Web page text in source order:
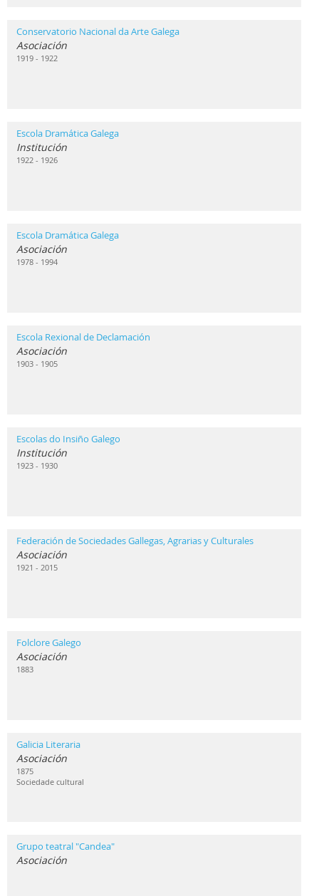
Conservatorio Nacional da Arte Galega
Asociación
1919 - 1922
Escola Dramática Galega
Institución
1922 - 1926
Escola Dramática Galega
Asociación
1978 - 1994
Escola Rexional de Declamación
Asociación
1903 - 1905
Escolas do Insiño Galego
Institución
1923 - 1930
Federación de Sociedades Gallegas, Agrarias y Culturales
Asociación
1921 - 2015
Folclore Galego
Asociación
1883
Galicia Literaria
Asociación
1875
Sociedade cultural
Grupo teatral "Candea"
Asociación